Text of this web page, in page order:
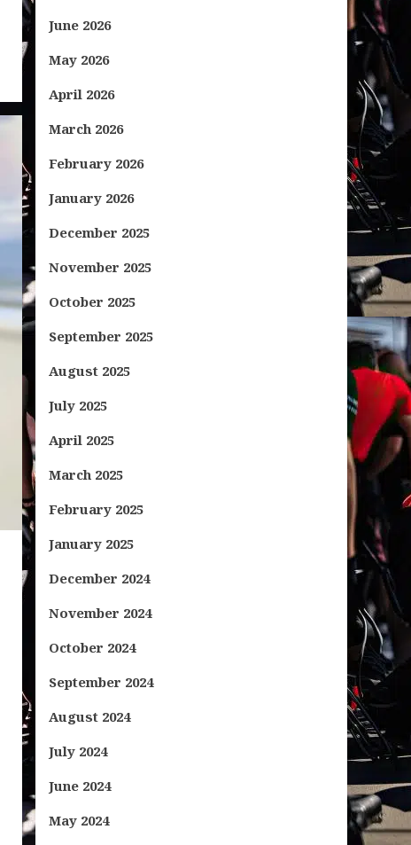
June 2026
May 2026
April 2026
March 2026
February 2026
January 2026
December 2025
November 2025
October 2025
September 2025
August 2025
July 2025
April 2025
March 2025
February 2025
January 2025
December 2024
November 2024
October 2024
September 2024
August 2024
July 2024
June 2024
May 2024